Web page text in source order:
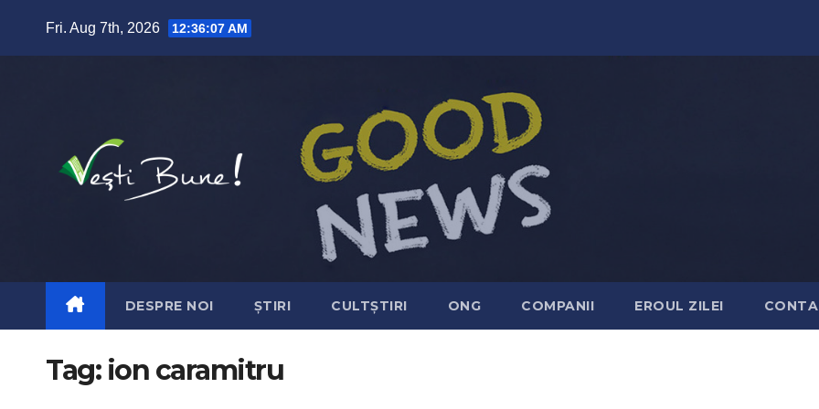
Fri. Aug 7th, 2026
12:36:08 AM
DESPRE NOI ȘTIRI CULTȘTIRI ONG COMPANII EROUL ZILEI
Tag: ion caramitru